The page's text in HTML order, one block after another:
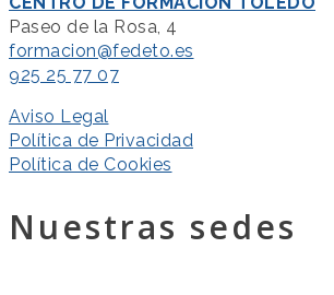
Paseo de la Rosa, 4
formacion@fedeto.es
925 25 77 07
Aviso Legal
Política de Privacidad
Política de Cookies
Nuestras sedes